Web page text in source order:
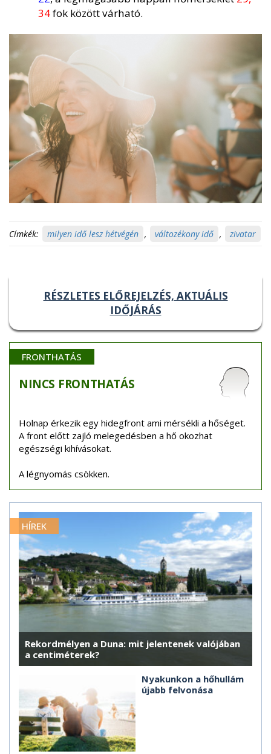
34fok között várható.
Címkék: milyen idő lesz hétvégén , változékony idő , zivatar
RÉSZLETES ELŐREJELZÉS, AKTUÁLIS
IDŐJÁRÁS
FRONTHATÁS
NINCS FRONTHATÁS
Holnap érkezik egy hidegfront ami mérsékli a hőséget.
A front előtt zajló melegedésben a hő okozhat
egészségi kihívásokat.
A légnyomás csökken.
HÍREK
Rekordmélyen a Duna: mit jelentenek valójában
a centiméterek?
Nyakunkon a hőhullám
újabb felvonása